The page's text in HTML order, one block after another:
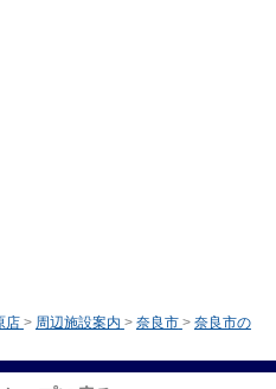
店 > 周辺施設案内 > 奈良市 > 奈良市の